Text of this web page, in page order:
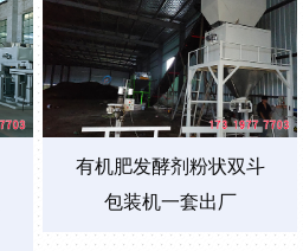
有机肥发酵剂粉状双斗
包装机一套出厂